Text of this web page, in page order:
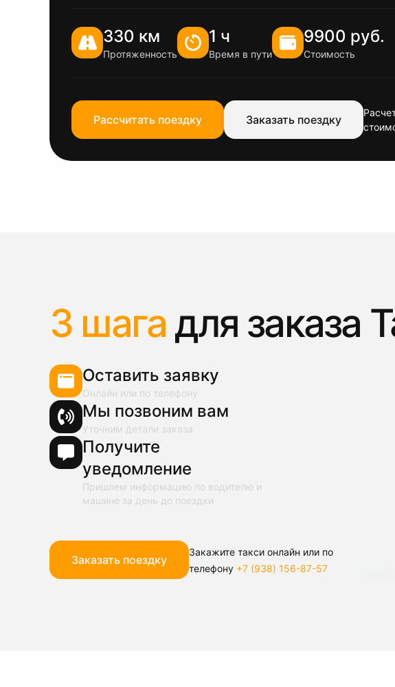
330 км
Протяженность
1 ч
Время в пути
9900 руб.
Стоимость
Рассчитать поездку Заказать поездку
3 шага для заказа
Оставить заявку
Онлайн или по телефону
Мы позвоним вам
Уточним детали заказа
Получите
уведомление
Пришлем информацию по водителю и
машине за день до поездки
Заказать поездку
Закажите такси онлайн или по
телефону +7 (938) 156-87-57